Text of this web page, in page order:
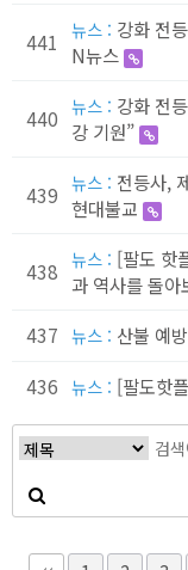
441 뉴스 : 강화 전
N뉴스
440 뉴스 : 강화 전
강 기원”
439 뉴스 : 전등사,
현대불교
438 뉴스 : [팔도 핫
과 역사를 돌아
437 뉴스 : 산불 예
436 뉴스 : [팔도핫